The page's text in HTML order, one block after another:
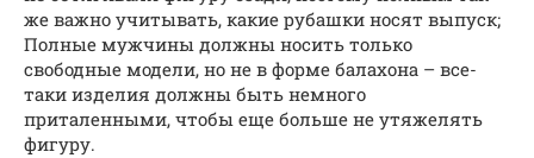
же важно учитывать, какие рубашки носят выпуск;
Полные мужчины должны носить только
свободные модели, но не в форме балахона – все-
таки изделия должны быть немного
приталенными, чтобы еще больше не утяжелять
фигуру.